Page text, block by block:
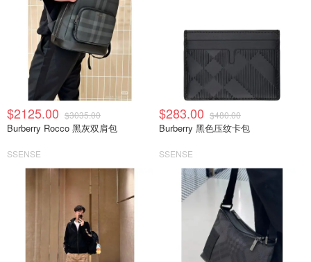
$2125.00 $3035.00
Burberry Rocco 黑灰双肩包
SSENSE
$283.00 $480.00
Burberry 黑色压纹卡包
SSENSE